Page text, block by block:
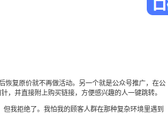
恢复原价就不再做活动。另一个就是公众号推广，在公
，并直接附上购买链接，方便感兴趣的人一键跳转。
我拒绝了。我怕我的顾客人群在那种复杂环境里遇到